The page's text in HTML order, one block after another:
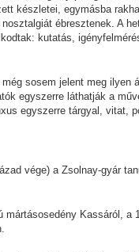
készletei, egymásba
ébresztenek. A
kutatás,
sosem jelent meg ilyen
egyszerre láthatják a
egyszerre tárgyal, vitat,
vége) a Zsolnay-gyár
mártásosedény Kassáról,